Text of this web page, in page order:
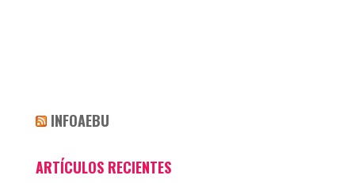
INFOAEBU
ARTÍCULOS RECIENTES